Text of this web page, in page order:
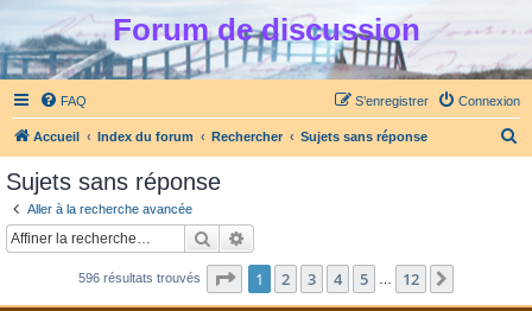
Forum de discussion
FAQ Connexion
S’enregistrer
Accueil Index du forum Rechercher Sujets sans réponse
c
Sujets sans réponse
Aller à la recherche avancée
Rechercher
596 résultats trouvés Page 1sur12
1 2 3 4 5 12